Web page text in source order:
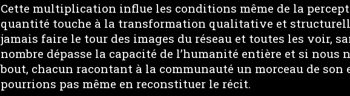
Cette multiplication influe les conditions même de la
quantité touche à la transformation qualitative et
jamais faire le tour des images du réseau et toutes les voir,
nombre dépasse la capacité de l’humanité entière et si nous
bout, chacun racontant à la communauté un morceau de son
pourrions pas même en reconstituer le récit.